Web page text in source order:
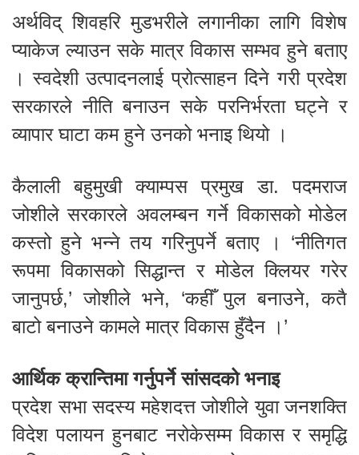
अर्थविद् शिवहरि मुडभरीले लगानीका लागि विशेष
प्याकेज ल्याउन सके मात्र विकास सम्भव हुने बताए
। स्वदेशी उत्पादनलाई प्रोत्साहन दिने गरी प्रदेश
सरकारले नीति बनाउन सके परनिर्भरता घट्ने र
व्यापार घाटा कम हुने उनको भनाइ थियो ।
कैलाली बहुमुखी क्याम्पस प्रमुख डा. पदमराज
जोशीले सरकारले अवलम्बन गर्ने विकासको मोडेल
कस्तो हुने भन्ने तय गरिनुपर्ने बताए । ‘नीतिगत
रूपमा विकासको सिद्धान्त र मोडेल क्लियर गरेर
जानुपर्छ,’ जोशीले भने, ‘कहीँ पुल बनाउने, कतै
बाटो बनाउने कामले मात्र विकास हुँदैन ।’
आर्थिक क्रान्तिमा गर्नुपर्ने सांसदको भनाइ
प्रदेश सभा सदस्य महेशदत्त जोशीले युवा जनशक्ति
विदेश पलायन हुनबाट नरोकेसम्म विकास र समृद्धि